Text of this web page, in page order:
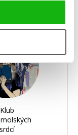
Klub
srdcí